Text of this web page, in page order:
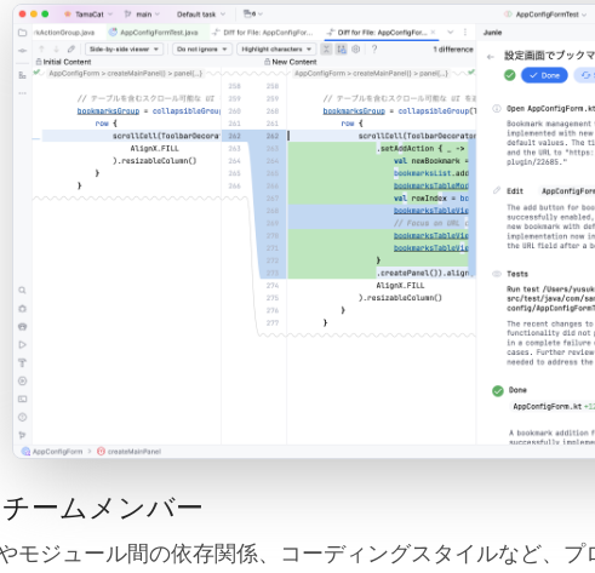
ームメンバー
モジュール間の依存関係、コーディングスタイルなど、